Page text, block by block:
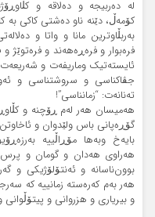
لە دەربیجە و دەلاقە و
کۆمەڵ، دێنە ناو دەشتی کاکی بە
بەربڵاوترین مانا و واتا و
فرەبوار و فرەڕەهەند و
ئایستەتیک وماریفەت و
جڤاکناسی و سروشتناسی و
تەنانەت: “زمانناسی”!
هەمیسان هەر لەم ڕۆچنە و
گۆڕەپانی باس ولێدوان و
بایەخ وبەها مۆڕاڵییە
هەراوی هەدان و گومان و پرس
بوون‌ناسانە و ئەنتۆلۆژیکی و
هەر بەم کەرەستە زمانییە کە
و بیریاری و هزروانی و